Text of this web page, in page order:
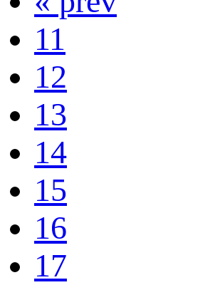
11
12
13
14
15
16
17